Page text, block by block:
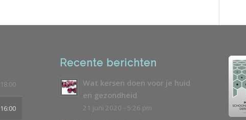
18:00
16:00
Recente berichten
Wat kersen doen voor je huid
en gezondheid
21 juni 2020 - 5:26 pm